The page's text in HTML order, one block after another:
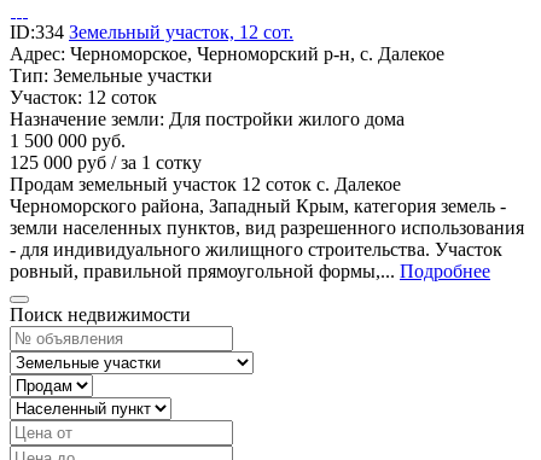
ID:334 Земельный участок, 12 сот.
Адрес: Черноморское, Черноморский р-н, с. Далекое
Тип: Земельные участки
Участок: 12 соток
Назначение земли: Для постройки жилого дома
1 500 000 руб.
125 000 руб / за 1 сотку
Продам земельный участок 12 соток с. Далекое
Черноморского района, Западный Крым, категория земель -
земли населенных пунктов, вид разрешенного использования
- для индивидуального жилищного строительства. Участок
ровный, правильной прямоугольной формы,... Подробнее
Поиск недвижимости